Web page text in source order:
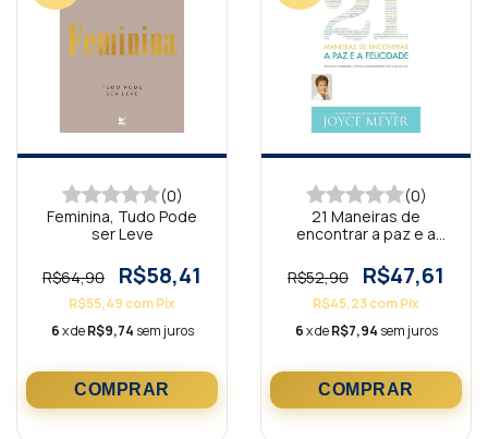
(0)
Feminina, Tudo Pode
ser Leve
R$64,90 R$58,41
R$55,49 comPix
6x deR$9,74 sem juros
(0)
21 Maneiras de
encontrar a paz e a
R$52,90
R$47,61
R$45,23comPix
6x deR$7,94 sem juros